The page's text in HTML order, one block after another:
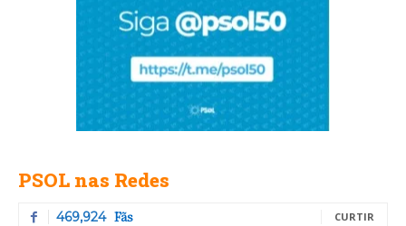
PSOL nas Redes
469,924 Fãs CURTIR